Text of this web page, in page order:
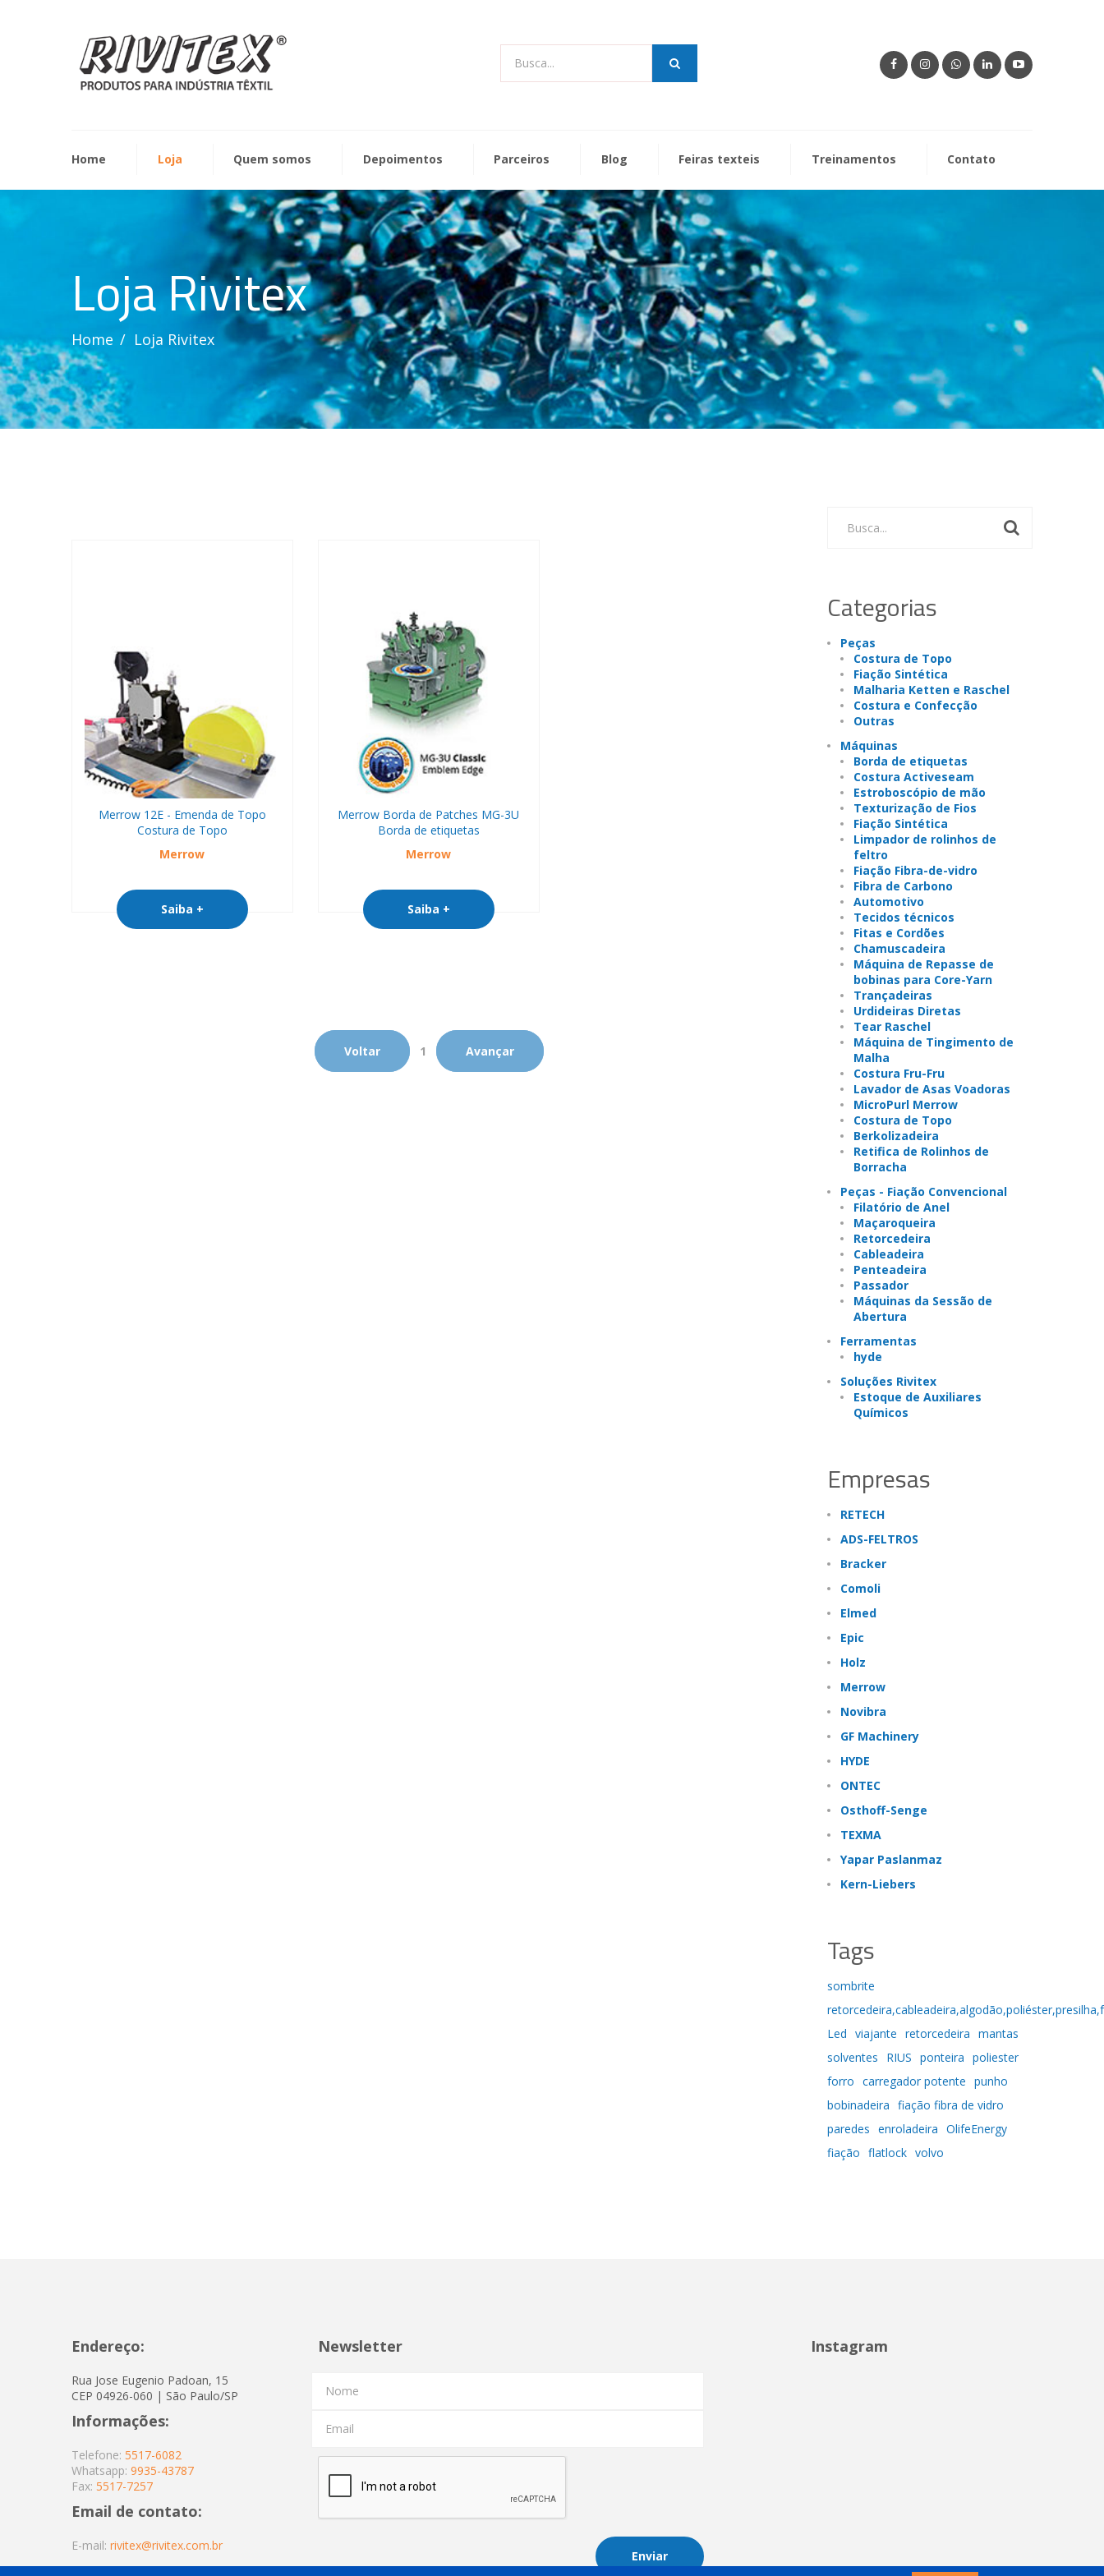
Busca...
Home Loja Quem somos Depoimentos Parceiros Blog Feiras texteis Treinamentos Contato
Loja Rivitex
Home Loja Rivitex
Merrow 12E - Emenda de Topo
Costura de Topo
Merrow
Saiba +
Merrow Borda de Patches MG-3U
Borda de etiquetas
Merrow
Saiba +
Voltar 1 Avançar
Busca...
Categorias
Peças
Costura de Topo
Fiação Sintética
Malharia Ketten e Raschel
Costura e Confecção
Outras
Máquinas
Borda de etiquetas
Costura Activeseam
Estroboscópio de mão
Texturização de Fios
Fiação Sintética
Limpador de rolinhos de
feltro
Fiação Fibra-de-vidro
Fibra de Carbono
Automotivo
Tecidos técnicos
Fitas e Cordões
Chamuscadeira
Máquina de Repasse de
bobinas para Core-Yarn
Trançadeiras
Urdideiras Diretas
Tear Raschel
Máquina de Tingimento de
Malha
Costura Fru-Fru
Lavador de Asas Voadoras
MicroPurl Merrow
Costura de Topo
Berkolizadeira
Retifica de Rolinhos de
Borracha
Peças - Fiação Convencional
Filatório de Anel
Maçaroqueira
Retorcedeira
Cableadeira
Penteadeira
Passador
Máquinas da Sessão de
Abertura
Ferramentas
hyde
Soluções Rivitex
Estoque de Auxiliares
Químicos
Empresas
RETECH
ADS-FELTROS
Bracker
Comoli
Elmed
Epic
Holz
Merrow
Novibra
GF Machinery
HYDE
ONTEC
Osthoff-Senge
TEXMA
Yapar Paslanmaz
Kern-Liebers
Tags
sombrite
Led viajante retorcedeira mantas
solventes
RIUS ponteira poliester
forro carregador potente punho
bobinadeira fiação fibra de vidro
paredes enroladeira OlifeEnergy
fiação flatlock volvo
Endereço:
Rua Jose Eugenio Padoan, 15
CEP 04926-060 | São Paulo/SP
Informações:
Telefone: 5517-6082
Whatsapp: 9935-43787
Fax: 5517-7257
Email de contato:
E-mail: rivitex@rivitex.com.br
Newsletter
Nome
Email
Enviar
Instagram